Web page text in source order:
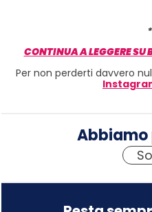
CONTINUA A LEGGERE
Per non perderti davvero